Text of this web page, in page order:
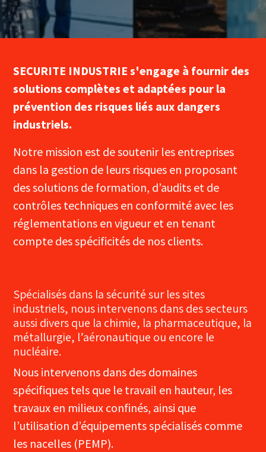
SECURITE INDUSTRIE s'engage à fournir des
solutions complètes et adaptées pour la
prévention des risques liés aux dangers
industriels.
Notre mission est de soutenir les entreprises
dans la gestion de leurs risques en proposant
des solutions de formation, d’audits et de
contrôles techniques en conformité avec les
réglementations en vigueur et en tenant
compte des spécificités de nos clients.
Spécialisés dans la sécurité sur les sites
industriels, nous intervenons dans des secteurs
aussi divers que la chimie, la pharmaceutique, la
métallurgie, l’aéronautique ou encore le
nucléaire.
Nous intervenons dans des domaines
spécifiques tels que le travail en hauteur, les
travaux en milieux confinés, ainsi que
l’utilisation d’équipements spécialisés comme
les nacelles (PEMP).